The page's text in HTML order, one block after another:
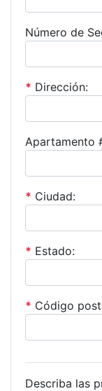
Número de
* Dirección:
Apartamento
* Ciudad:
* Estado:
* Código
Describa las